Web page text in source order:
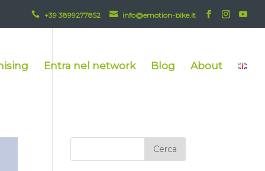
 +39 3899277852  info@emotion-bike.it
Entra nel network Blog About